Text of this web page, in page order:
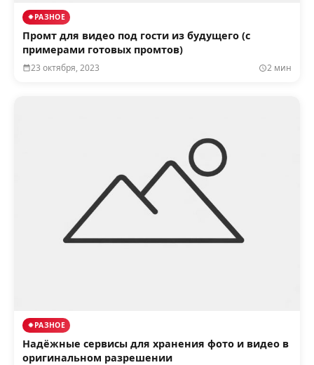
РАЗНОЕ
Промт для видео под гости из будущего (с
примерами готовых промтов)
23 октября, 2023 2 мин
РАЗНОЕ
Надёжные сервисы для хранения фото и видео в
оригинальном разрешении